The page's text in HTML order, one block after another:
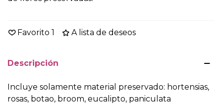
Favorito 1 A lista de deseos
Descripción
Incluye solamente material preservado: hortensias,
rosas, botao, broom, eucalipto, paniculata